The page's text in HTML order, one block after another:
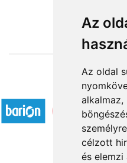
Az
Az oldal
alkalmaz,
célzott
és elemzi
Accepted